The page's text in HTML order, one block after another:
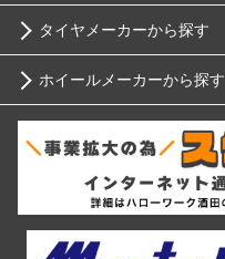
ニッサン
スバル
マツダ
10インチ
12インチ
14インチ
タイヤメーカーから探す
ブリヂストン
ミシュラン
ヨコハマ
ホイールメーカーから探す
RIH